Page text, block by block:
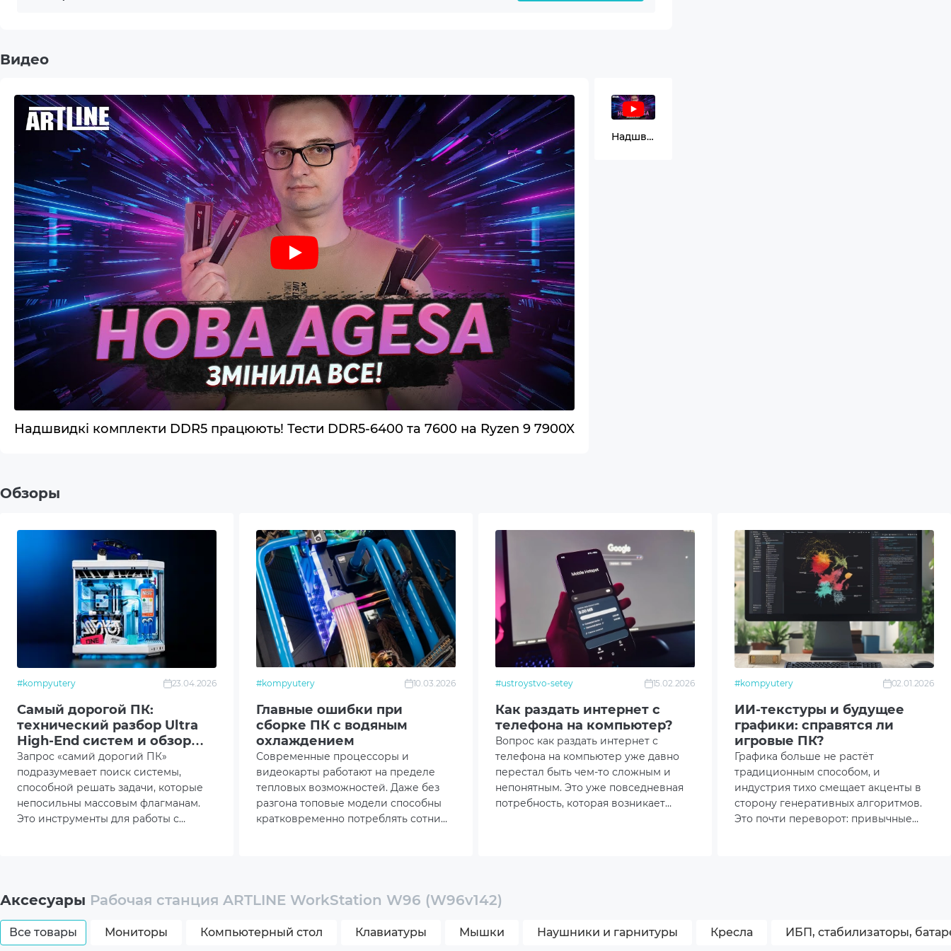
Корпус
Блок питания 850W 80+ Gold
Охлаждение корпуса
3x140mm Black fans (Front) + 1x140mm Black fan (Rear) +
3x120mm Black fans (Top for cooling system)
Передние порты ввода/вывода
(Корпус)
1xUSB3.0 + 2xUSB2.0 + Audio
Задние порты ввода/вывода
(Материнская плата)
1 x DisplayPort 2 x antenna connectors (2T2R) 1 x Realtek 2.5Gb
Ethernet port 1 x USB4 port (Type-C) 2 x USB 3.2 Gen 2 ports
(Type-A) 3 x USB 3.2 Gen 1 ports (Type-A) 4 x USB 2.0 ports
(Type-A) 1 x Optical S/PDIF out 2 x Audio jacks
Задние порты ввода/вывода
(Видеокарта)
4 x DisplayPort 2.1b
Сетевая карта 2.5Gb
Беспроводной модуль Wi-Fi Wi-Fi 802.11be
Беспроводной модуль Bluetooth Bluetooth 5.4
Операционная система No OS
Высокопроизводительный SSD стандарта NVME
Система водяного охлаждения процессора
Модуль беспроводной связи Wi-Fi 802.11be
Комплектация ПК, техпаспорт, кабель питания
Размеры товара (без упаковки), мм 475x230x470
Вес (без упаковки), кг 14
Цвет Black
Гарантия 38мес.
Видео
Надшвидкі комплекти DDR5 працюють! Тести DDR5-6400 та 7600 на Ryzen 9 7900X
Надшвидкі комплекти DDR5 працюють! Тести DDR5-6400 та 7600 на Ryzen 9 7900X
Обзоры
#kompyutery 23.04.2026
Самый дорогой ПК:
технический разбор Ultra
High-End систем и обзор
линейки Artline
Запрос «самий дорогий ПК»
подразумевает поиск системы,
способной решать задачи, которые
непосильны массовым флагманам.
Это инструменты для работы с
#kompyutery 10.03.2026
Главные ошибки при
сборке ПК с водяным
охлаждением
Современные процессоры и
видеокарты работают на пределе
тепловых возможностей. Даже без
разгона топовые модели способны
кратковременно потреблять сотни
просто эстетическим решением.
#ustroystvo-setey 15.02.2026
Как раздать интернет с
телефона на компьютер?
Вопрос как раздать интернет с
телефона на компьютер уже давно
перестал быть чем-то сложным и
непонятным. Это уже повседневная
потребность, которая возникает
#kompyutery 02.01.2026
ИИ-текстуры и будущее
графики: справятся ли
игровые ПК?
Графика больше не растёт
традиционным способом, и
индустрия тихо смещает акценты в
сторону генеративных алгоритмов.
Это почти переворот: привычные
Аксесуары Рабочая станция ARTLINE WorkStation W96 (W96v142)
Все товары Мониторы Компьютерный стол Клавиатуры Мышки Наушники и гарнитуры Кресла ИБП, стабилизаторы,